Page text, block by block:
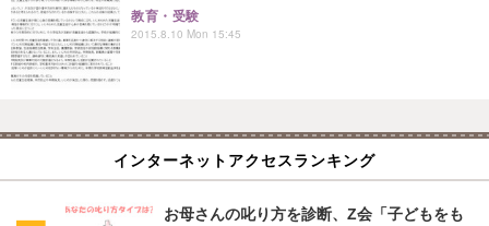
教育・受験
2015.8.10 Mon 15:45
インターネットアクセスランキング
お母さんの叱り方を診断、Z会「子どもをも